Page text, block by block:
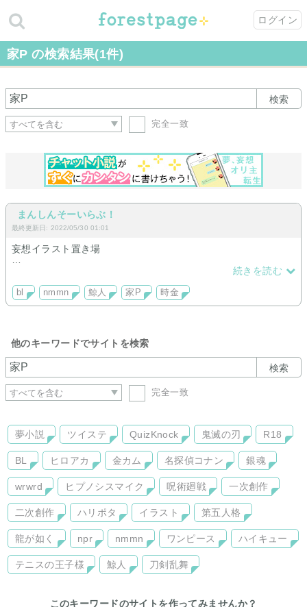
ログイン
家P の検索結果(1件)
検索
完全一致
まんしんそーいらぶ！
最終更新日: 2022/05/30 01:01
妄想イラスト置き場
続きを読む
bl nmmn 鯨人 家P 時金
他のキーワードでサイトを検索
検索
完全一致
夢小説 ツイステ QuizKnock 鬼滅の刃 R18
BL ヒロアカ 金カム 名探偵コナン 銀魂
wrwrd ヒプノシスマイク 呪術廻戦 一次創作
二次創作 ハリポタ イラスト 第五人格
龍が如く npr nmmn ワンピース ハイキュー
テニスの王子様 鯨人 刀剣乱舞
このキーワードのサイトを作ってみませんか？